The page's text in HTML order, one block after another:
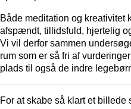
Både meditation og kreativitet
afspændt, tillidsfuld, hjertelig
Vi vil derfor sammen
rum som er så fri af
plads til også de indre
For at skabe så klart et billede